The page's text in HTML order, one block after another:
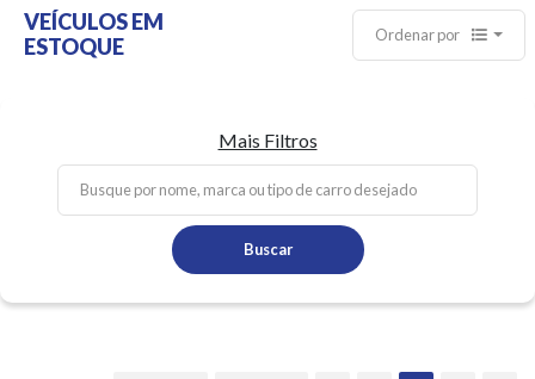
VEÍCULOS EM
ESTOQUE
Ordenar por
Mais Filtros
Buscar